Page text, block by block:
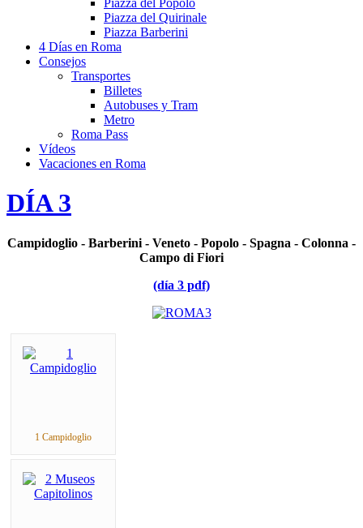
Piazza del Popolo
Piazza del Quirinale
Piazza Barberini
4 Días en Roma
Consejos
Transportes
Billetes
Autobuses y Tram
Metro
Roma Pass
Vídeos
Vacaciones en Roma
DÍA 3
Campidoglio - Barberini - Veneto - Popolo - Spagna - Colonna -
Campo di Fiori
(día 3 pdf)
1 Campidoglio